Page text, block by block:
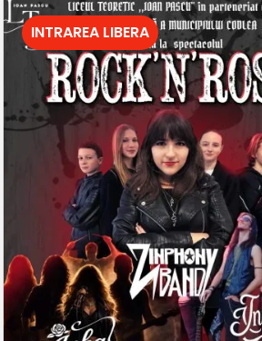
INTRAREA LIBERA